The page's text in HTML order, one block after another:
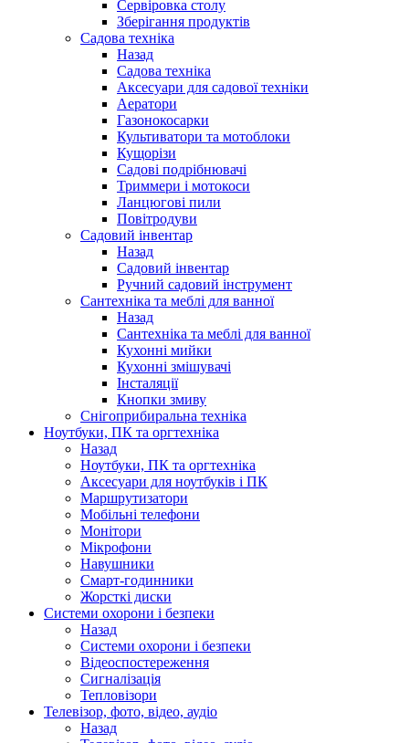
Сервіровка столу
Зберігання продуктів
Садова техніка
Назад
Садова техніка
Аксесуари для садової техніки
Аератори
Газонокосарки
Культиватори та мотоблоки
Кущорізи
Садові подрібнювачі
Триммери і мотокоси
Ланцюгові пили
Повітродуви
Садовий інвентар
Назад
Садовий інвентар
Ручний садовий інструмент
Сантехніка та меблі для ванної
Назад
Сантехніка та меблі для ванної
Кухонні мийки
Кухонні змішувачі
Інсталяції
Кнопки змиву
Снігоприбиральна техніка
Ноутбуки, ПК та оргтехніка
Назад
Ноутбуки, ПК та оргтехніка
Аксесуари для ноутбуків і ПК
Маршрутизатори
Мобільні телефони
Монітори
Мікрофони
Навушники
Смарт-годинники
Жорсткі диски
Системи охорони і безпеки
Назад
Системи охорони і безпеки
Відеоспостереження
Сигналізація
Тепловізори
Телевізор, фото, відео, аудіо
Назад